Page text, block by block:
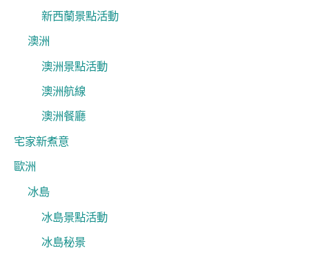
新西蘭景點活動
澳洲
澳洲景點活動
澳洲航線
澳洲餐廳
宅家新煮意
歐洲
冰島
冰島景點活動
冰島秘景